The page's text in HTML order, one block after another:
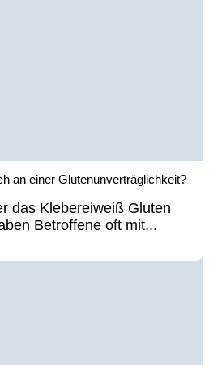
an einer Glutenunverträglichkeit?
das Klebereiweiß Gluten
Betroffene oft mit...